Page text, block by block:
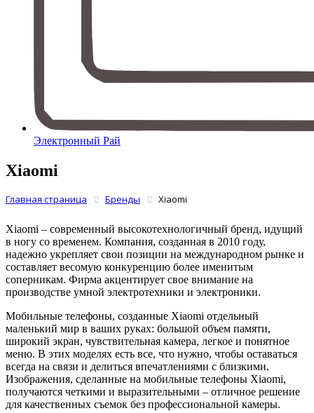
Электронный Рай
Xiaomi
Главная страница Бренды Xiaomi
Xiaomi – современный высокотехнологичный бренд, идущий
в ногу со временем. Компания, созданная в 2010 году,
надежно укрепляет свои позиции на международном рынке и
составляет весомую конкуренцию более именитым
соперникам. Фирма акцентирует свое внимание на
производстве умной электротехники и электроники.
Мобильные телефоны, созданные Xiaomi отдельный
маленький мир в ваших руках: большой объем памяти,
широкий экран, чувствительная камера, легкое и понятное
меню. В этих моделях есть все, что нужно, чтобы оставаться
всегда на связи и делиться впечатлениями с близкими.
Изображения, сделанные на мобильные телефоны Xiaomi,
получаются четкими и выразительными – отличное решение
для качественных съемок без профессиональной камеры.